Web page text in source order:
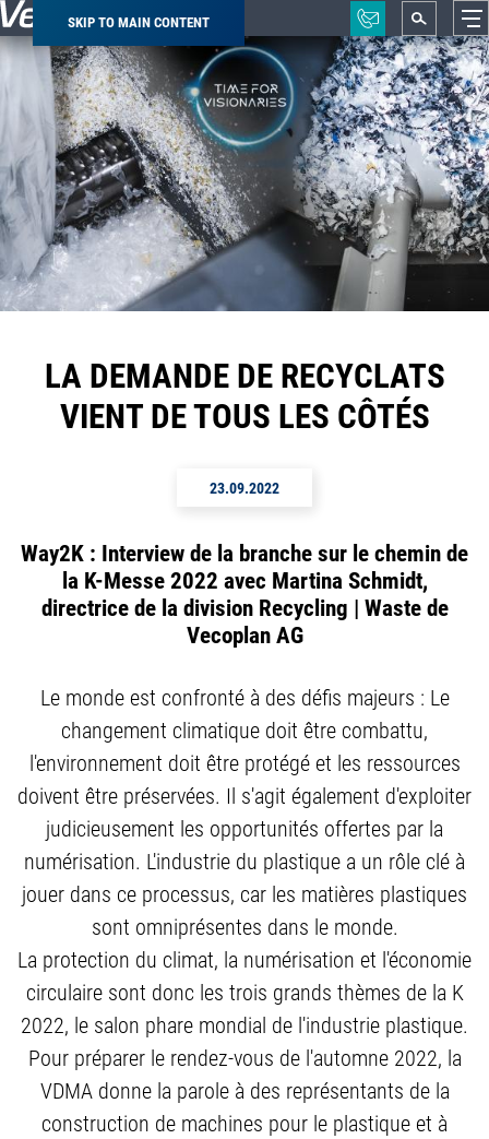
SKIP TO MAIN CONTENT
Breadcrumb
LA DEMANDE DE RECYCLATS
VIENT DE TOUS LES CÔTÉS
23.09.2022
Way2K : Interview de la branche sur le chemin de
la K-Messe 2022 avec Martina Schmidt,
directrice de la division Recycling | Waste de
Vecoplan AG
Le monde est confronté à des défis majeurs : Le
changement climatique doit être combattu,
l'environnement doit être protégé et les ressources
doivent être préservées. Il s'agit également d'exploiter
judicieusement les opportunités offertes par la
numérisation. L'industrie du plastique a un rôle clé à
jouer dans ce processus, car les matières plastiques
sont omniprésentes dans le monde.
La protection du climat, la numérisation et l'économie
circulaire sont donc les trois grands thèmes de la K
2022, le salon phare mondial de l'industrie plastique.
Pour préparer le rendez-vous de l'automne 2022, la
VDMA donne la parole à des représentants de la
construction de machines pour le plastique et à